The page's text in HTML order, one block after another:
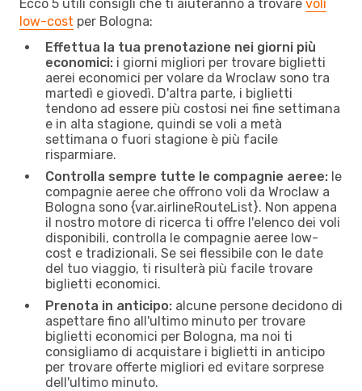
Ecco 5 utili consigli che ti aiuteranno a trovare voli
low-cost per Bologna:
Effettua la tua prenotazione nei giorni più
economici: i giorni migliori per trovare biglietti
aerei economici per volare da Wroclaw sono tra
martedì e giovedì. D'altra parte, i biglietti
tendono ad essere più costosi nei fine settimana
e in alta stagione, quindi se voli a metà
settimana o fuori stagione è più facile
risparmiare.
Controlla sempre tutte le compagnie aeree: le
compagnie aeree che offrono voli da Wroclaw a
Bologna sono {​var.airlineRouteList}. Non appena
il nostro motore di ricerca ti offre l'elenco dei voli
disponibili, controlla le compagnie aeree low-
cost e tradizionali. Se sei flessibile con le date
del tuo viaggio, ti risulterà più facile trovare
biglietti economici.
Prenota in anticipo: alcune persone decidono di
aspettare fino all'ultimo minuto per trovare
biglietti economici per Bologna, ma noi ti
consigliamo di acquistare i biglietti in anticipo
per trovare offerte migliori ed evitare sorprese
dell'ultimo minuto.